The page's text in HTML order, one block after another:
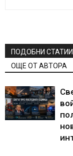
ПОДОБНИ СТАТИИ
ОЩЕ ОТ АВТОРА